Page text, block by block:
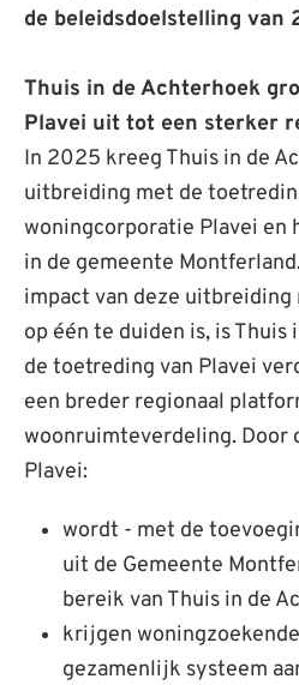
de beleidsdoelstelling van
Thuis in de Achterhoek
Plavei uit tot een sterker
In 2025 kreeg Thuis in de
uitbreiding met de
woningcorporatie Plavei en
in de gemeente
impact van deze
op één te duiden is, is
de toetreding van Plavei
een breder regionaal
woonruimteverdeling. Door
Plavei:
wordt - met de
uit de Gemeente
bereik van Thuis in de
krijgen
gezamenlijk systeem